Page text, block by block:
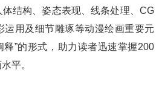
结构、姿态表现、线条处理、CG
运用及细节雕琢等动漫绘画重要元
释”的形式，助力读者迅速掌握200
平。